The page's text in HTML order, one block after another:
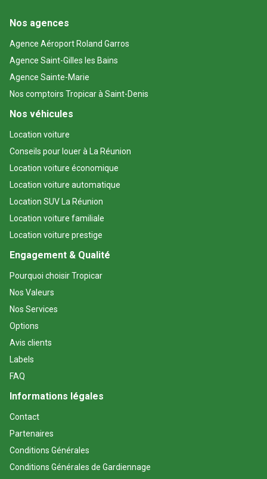
Nos agences
Agence Aéroport Roland Garros
Agence Saint-Gilles les Bains
Agence Sainte-Marie
Nos comptoirs Tropicar à Saint-Denis
Nos véhicules
Location voiture
Conseils pour louer à La Réunion
Location voiture économique
Location voiture automatique
Location SUV La Réunion
Location voiture familiale
Location voiture prestige
Engagement & Qualité
Pourquoi choisir Tropicar
Nos Valeurs
Nos Services
Options
Avis clients
Labels
FAQ
Informations légales
Contact
Partenaires
Conditions Générales
Conditions Générales de Gardiennage